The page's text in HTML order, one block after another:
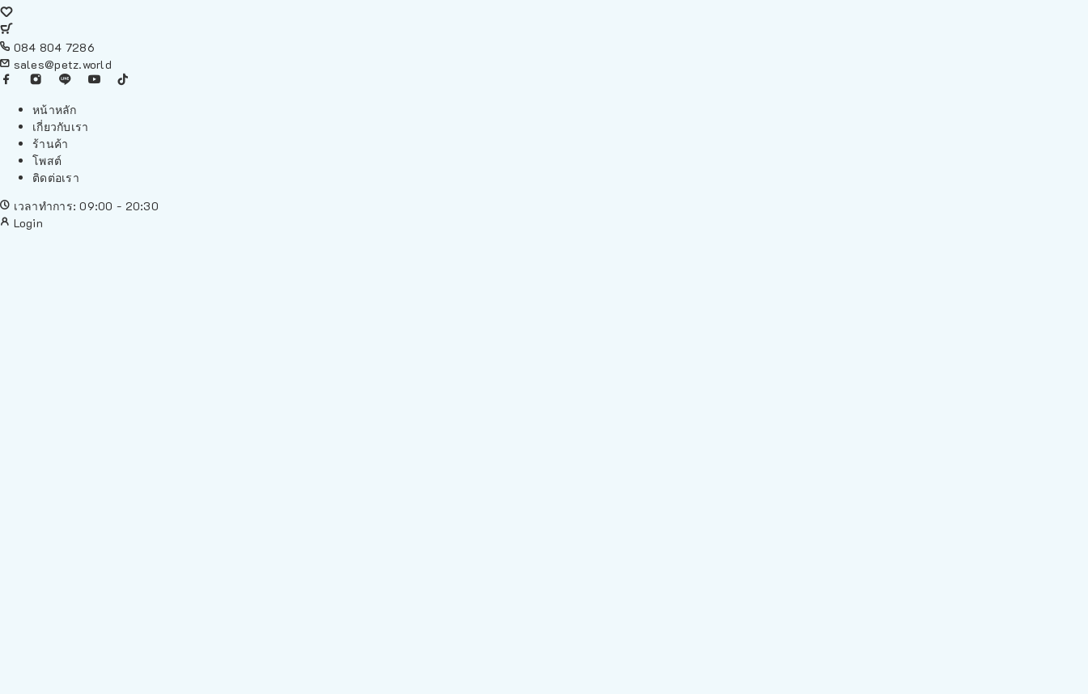
084 804 7286
sales@petz.world
หน้าหลัก
เกี่ยวกับเรา
ร้านค้า
โพสต์
ติดต่อเรา
เวลาทำการ: 09:00 - 20:30
Login